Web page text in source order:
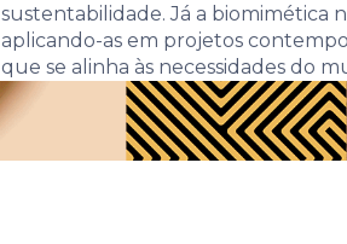
sustentabilidade. Já a biomimética
aplicando-as em projetos
que se alinha às necessidades do